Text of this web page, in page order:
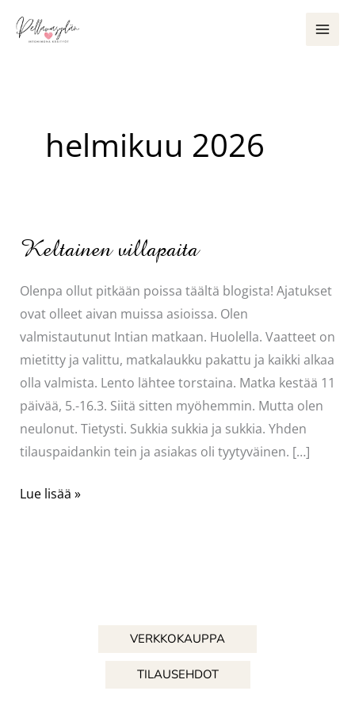
sisältöön
helmikuu 2026
Keltainen villapaita
Olenpa ollut pitkään poissa täältä blogista! Ajatukset
ovat olleet aivan muissa asioissa. Olen
valmistautunut Intian matkaan. Huolella. Vaatteet on
mietitty ja valittu, matkalaukku pakattu ja kaikki alkaa
olla valmista. Lento lähtee torstaina. Matka kestää 11
päivää, 5.-16.3. Siitä sitten myöhemmin. Mutta olen
neulonut. Tietysti. Sukkia sukkia ja sukkia. Yhden
tilauspaidankin tein ja asiakas oli tyytyväinen. […]
Keltainen
Lue lisää »
VERKKOKAUPPA
TILAUSEHDOT